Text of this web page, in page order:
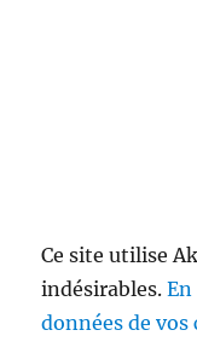
Ce site utilise
indésirables.
données de